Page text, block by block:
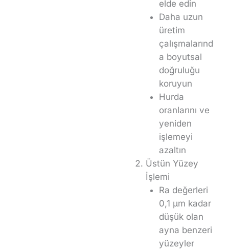
elde edin
Daha uzun
üretim
çalışmalarınd
a boyutsal
doğruluğu
koruyun
Hurda
oranlarını ve
yeniden
işlemeyi
azaltın
Üstün Yüzey
İşlemi
Ra değerleri
0,1 μm kadar
düşük olan
ayna benzeri
yüzeyler